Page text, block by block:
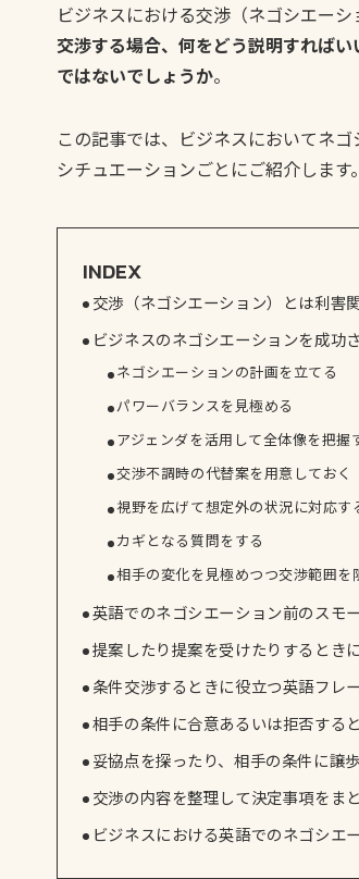
ビジネスにおける交渉（ネゴシエー
交渉する場合、何をどう説明すれば
ではないでしょうか。
この記事では、ビジネスにおいてネ
シチュエーションごとにご紹介します。
INDEX
交渉（ネゴシエーション）とは利害
ビジネスのネゴシエーションを成功
ネゴシエーションの計画を立てる
パワーバランスを見極める
アジェンダを活用して全体像を把握
交渉不調時の代替案を用意しておく
視野を広げて想定外の状況に対応す
カギとなる質問をする
相手の変化を見極めつつ交渉範囲を
英語でのネゴシエーション前のスモ
提案したり提案を受けたりするとき
条件交渉するときに役立つ英語フレ
相手の条件に合意あるいは拒否する
妥協点を探ったり、相手の条件に譲
交渉の内容を整理して決定事項をま
ビジネスにおける英語でのネゴシエ